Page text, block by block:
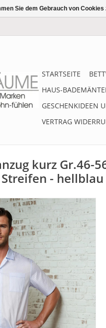
STARTSEITE
HAUS-
GESCHENKIDEEN
VERTRAG
kurz Gr.46-
- hellblau
Sie dem Gebrauch von